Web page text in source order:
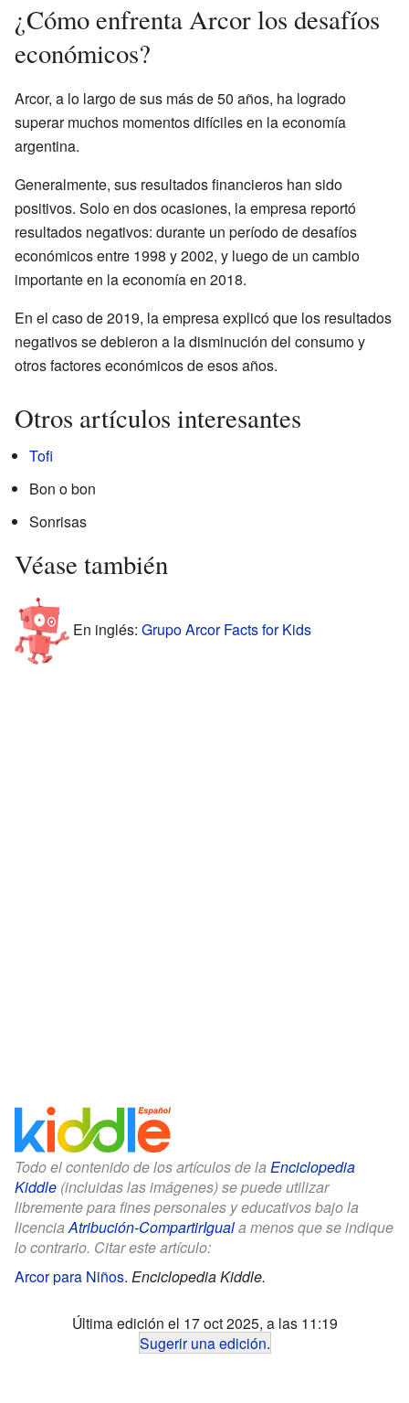
¿Cómo enfrenta Arcor los desafíos
económicos?
Arcor, a lo largo de sus más de 50 años, ha logrado
superar muchos momentos difíciles en la economía
argentina.
Generalmente, sus resultados financieros han sido
positivos. Solo en dos ocasiones, la empresa reportó
resultados negativos: durante un período de desafíos
económicos entre 1998 y 2002, y luego de un cambio
importante en la economía en 2018.
En el caso de 2019, la empresa explicó que los resultados
negativos se debieron a la disminución del consumo y
otros factores económicos de esos años.
Otros artículos interesantes
Tofi
Bon o bon
Sonrisas
Véase también
En inglés: Grupo Arcor Facts for Kids
Todo el contenido de los artículos de la Enciclopedia
Kiddle (incluidas las imágenes) se puede utilizar
libremente para fines personales y educativos bajo la
licenciaAtribución-CompartirIguala menos que se indique
lo contrario. Citar este artículo:
Arcor para Niños. Enciclopedia Kiddle.
Última edición el 17 oct 2025, a las 11:19
Sugerir una edición.